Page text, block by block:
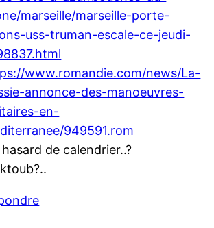
marseille/marseille-porte-
uss-truman-escale-ce-jeudi-
www.romandie.com/news/La-
annonce-des-manoeuvres-
en-
949591.rom
de calendrier..?